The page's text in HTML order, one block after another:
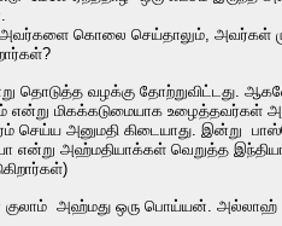
கொலை செய்தாலும், அவர்கள்
வழக்கு தோற்றுவிட்டது.
என்று மிகக்கடுமையாக
செய்ய அனுமதி கிடையாது. இன்று
அஹ்மதியாக்கள் வெறுத்த
குலாம் அஹ்மது ஒரு பொய்யன்.